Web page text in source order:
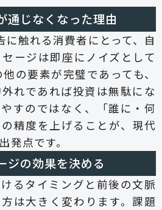
通じなくなった理由
に触れる消費者にとって、自
ージは即座にノイズとして
の要素が完璧であっても、
れであれば投資は無駄にな
すのではなく、「誰に・何
精度を上げることが、現代
発点です。
ジの効果を決める
るタイミングと前後の文脈
は大きく変わります。課題